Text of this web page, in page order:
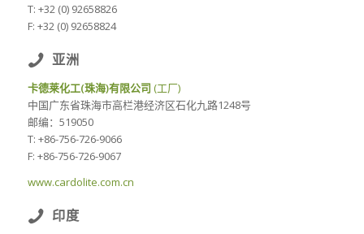
T: +32 (0) 92658826
F: +32 (0) 92658824
亚洲
卡德莱化工(珠海)有限公司 (工厂)
中国广东省珠海市高栏港经济区石化九路1248号
邮编：519050
T: +86-756-726-9066
F: +86-756-726-9067
www.cardolite.com.cn
印度